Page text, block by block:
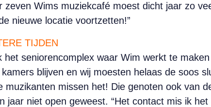
zeven Wims muziekcafé moest dicht jaar zo
nieuwe locatie voortzetten!”
TIJDEN
het seniorencomplex waar Wim werkt te
blijven en wij moesten helaas de soos
muzikanten missen het! Die genoten ook van
jaar niet open geweest. “Het contact mis ik